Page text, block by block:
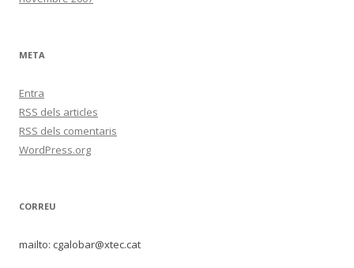
META
Entra
RSS dels articles
RSS dels comentaris
WordPress.org
CORREU
mailto: cgalobar@xtec.cat